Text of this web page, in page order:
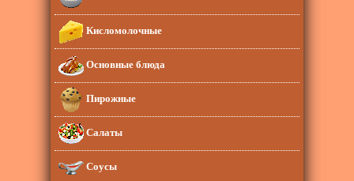
Кисломолочные
Основные блюда
Пирожные
Салаты
Соусы